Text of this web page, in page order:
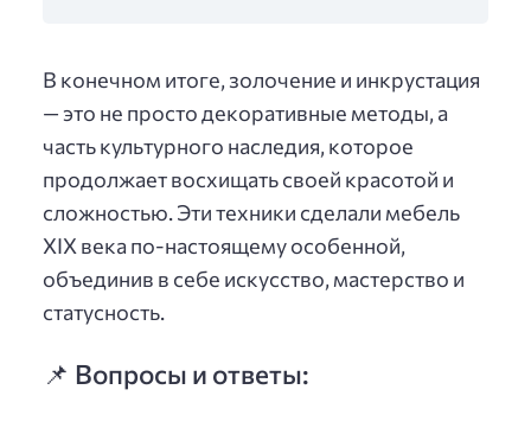
В конечном итоге, золочение и инкрустация
— это не просто декоративные методы, а
часть культурного наследия, которое
продолжает восхищать своей красотой и
сложностью. Эти техники сделали мебель
XIX века по-настоящему особенной,
объединив в себе искусство, мастерство и
статусность.
📌 Вопросы и ответы: